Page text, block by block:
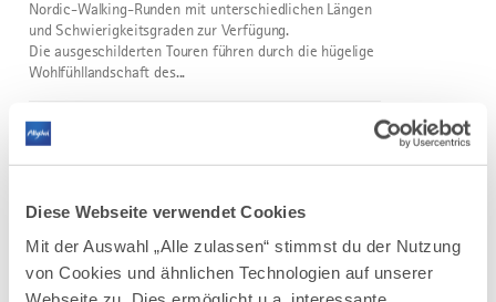
Diese Webseite verwendet Cookies
Mit der Auswahl „Alle zulassen“ stimmst du der Nutzung
von Cookies und ähnlichen Technologien auf unserer
Nordic-Walking-Runden mit unterschiedlichen Längen
und Schwierigkeitsgraden zur Verfügung.
Die ausgeschilderten Touren führen durch die hügelige
Wohlfühllandschaft des...
8,5 km
AUFSTIEG SCHWIERIGKEIT
WANDERTOUR
mehr
dazu